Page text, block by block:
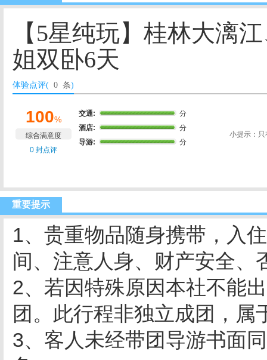
【5星纯玩】桂林大漓
姐双卧6天
体验点评( 0 条)
100%
综合满意度
0 封点评
交通:
分
酒店:
分
导游:
分
小提示：
重要提示
1、贵重物品随身携带，入
间、注意人身、财产安全、
2、若因特殊原因本社不能
团。此行程非独立成团，属
3、客人未经带团导游书面